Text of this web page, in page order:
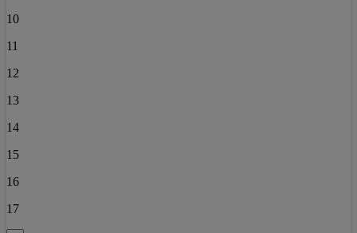
10
11
12
13
14
15
16
17